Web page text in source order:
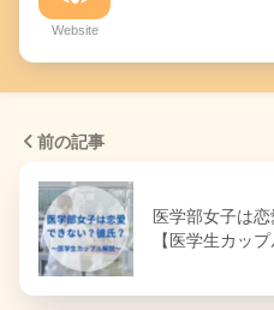
Website
前の記事
医学部女子は
【医学生カッ